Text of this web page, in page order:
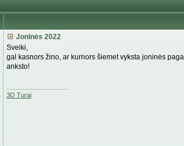
Joninės 2022
Sveiki,
gal kasnors žino, ar kurnors šiemet vyksta joninės
anksto!
3D Turai